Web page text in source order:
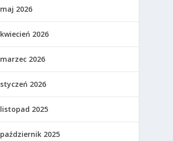
maj 2026
kwiecień 2026
marzec 2026
styczeń 2026
listopad 2025
październik 2025